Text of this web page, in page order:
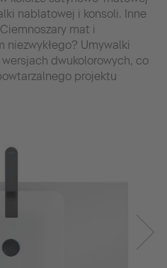
nablatowej i konsoli. Inne
mat i
niezwykłego? Umywalki
dwukolorowych, co
projektu